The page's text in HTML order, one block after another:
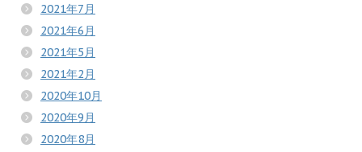
2021年7月
2021年6月
2021年5月
2021年2月
2020年10月
2020年9月
2020年8月